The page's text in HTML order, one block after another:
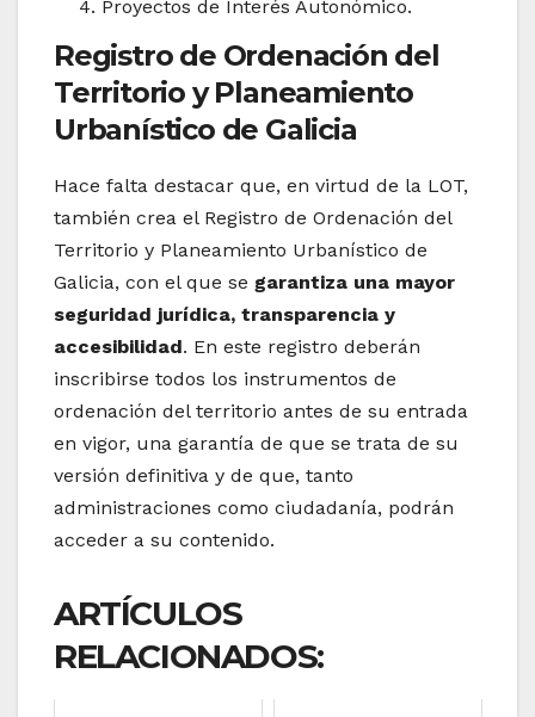
Proyectos de Interés Autonómico.
Registro de Ordenación del
Territorio y Planeamiento
Urbanístico de Galicia
Hace falta destacar que, en virtud de la LOT,
también crea el Registro de Ordenación del
Territorio y Planeamiento Urbanístico de
Galicia, con el que se garantiza una mayor
seguridad jurídica, transparencia y
accesibilidad. En este registro deberán
inscribirse todos los instrumentos de
ordenación del territorio antes de su entrada
en vigor, una garantía de que se trata de su
versión definitiva y de que, tanto
administraciones como ciudadanía, podrán
acceder a su contenido.
ARTÍCULOS
RELACIONADOS: